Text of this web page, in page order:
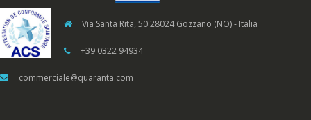
Via Santa Rita, 50 28024 Gozzano (NO) - Italia
+39 0322 94934
commerciale@quaranta.com